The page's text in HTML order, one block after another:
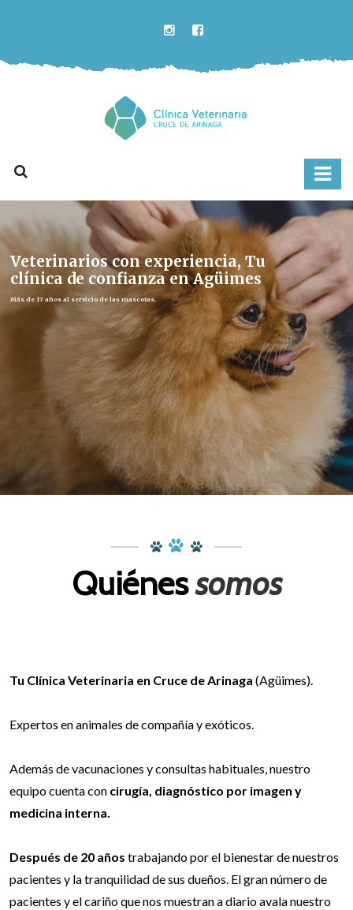
Veterinarios con experiencia, Tu
clínica de confianza en Agüimes
Más de 17 años al servicio de las mascotas.
Quiénessomos
Tu Clínica Veterinaria en Cruce de Arinaga (Agüimes).
Expertos en animales de compañía y exóticos.
Además de vacunaciones y consultas habituales, nuestro
equipo cuenta con cirugía, diagnóstico por imagen y
medicina interna.
Después de 20 años trabajando por el bienestar de nuestros
pacientes y la tranquilidad de sus dueños. El gran número de
pacientes y el cariño que nos muestran a diario avala nuestro